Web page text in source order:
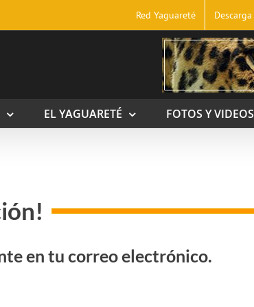
Red Yaguareté Descarga
EL YAGUARETÉ FOTOS Y VIDEOS
en tu correo electrónico.